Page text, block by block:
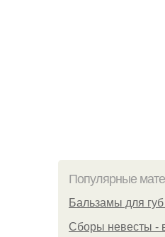
Популярные
Бальзамы для
Сборы невесты -